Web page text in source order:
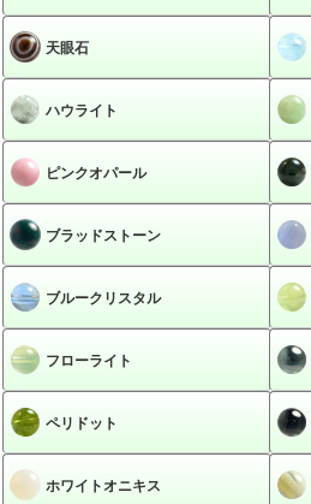
天眼石
ハウライト
ピンクオパール
ブラッドストーン
ブルークリスタル
フローライト
ペリドット
ホワイトオニキス